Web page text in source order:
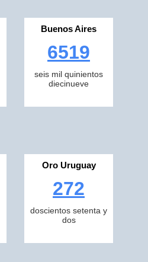
Buenos Aires
6519
seis mil quinientos
diecinueve
Oro Uruguay
272
doscientos setenta y
dos